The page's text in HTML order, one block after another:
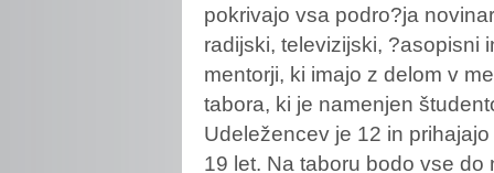
pokrivajo vsa podro?ja
radijski, televizijski, ?asopisni
mentorji, ki imajo z delom v
tabora, ki je namenjen
Udeležencev je 12 in
19 let. Na taboru bodo vse